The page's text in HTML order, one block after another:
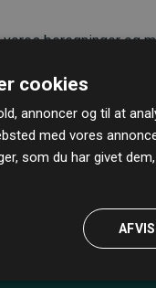
beregninger og
cookies
annoncer og til at
med vores
som du har givet